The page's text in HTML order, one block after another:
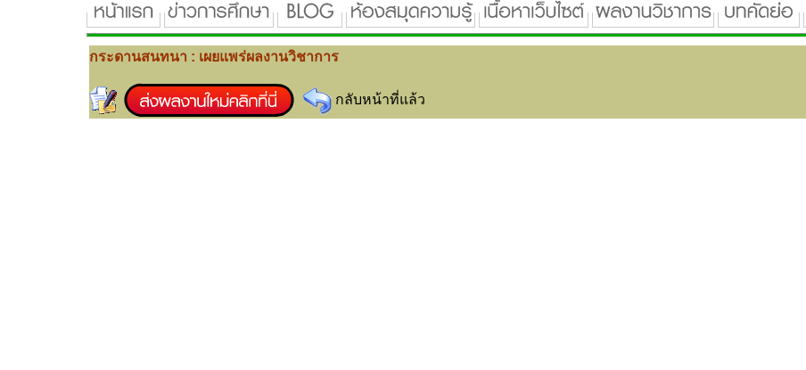
กระดานสนทนา : เผยแพร่ผลงานวิชาการ
กลับหน้าที่แล้ว